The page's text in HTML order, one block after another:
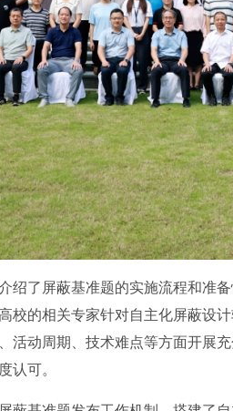
绍了屏蔽基准题的实施流程和准
校的相关专家针对自主化屏蔽设
活动周期、技术难点等方面开展
认可。